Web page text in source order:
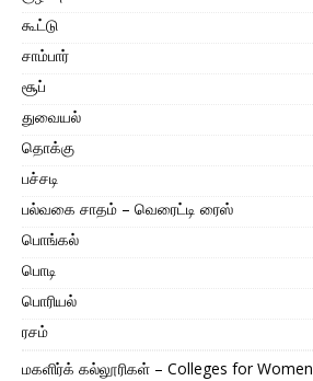
கூட்டு
சாம்பார்
சூப்
துவையல்
தொக்கு
பச்சடி
பல்வகை சாதம் – வெரைட்டி ரைஸ்
பொங்கல்
பொடி
பொரியல்
ரசம்
மகளிர்க் கல்லூரிகள் – Colleges for Women